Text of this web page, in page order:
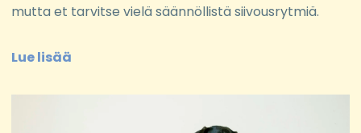
mutta et tarvitse vielä säännöllistä siivousrytmiä.
Lue lisää